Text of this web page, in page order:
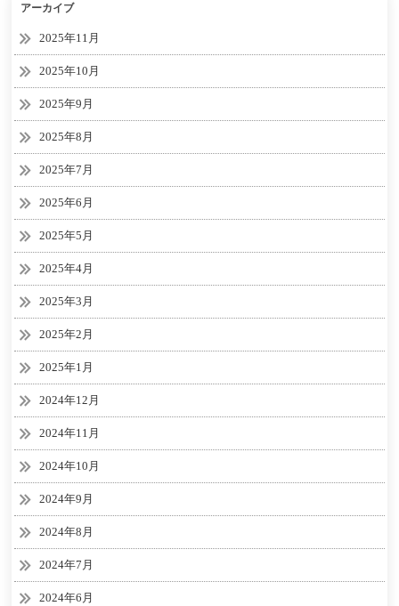
アーカイブ
2025年11月
2025年10月
2025年9月
2025年8月
2025年7月
2025年6月
2025年5月
2025年4月
2025年3月
2025年2月
2025年1月
2024年12月
2024年11月
2024年10月
2024年9月
2024年8月
2024年7月
2024年6月